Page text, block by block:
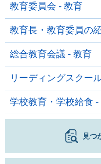
教育委員会 - 教育
教育長・教育委員の
総合教育会議 - 教育
リーディングスクー
学校教育・学校給食 -
見つ